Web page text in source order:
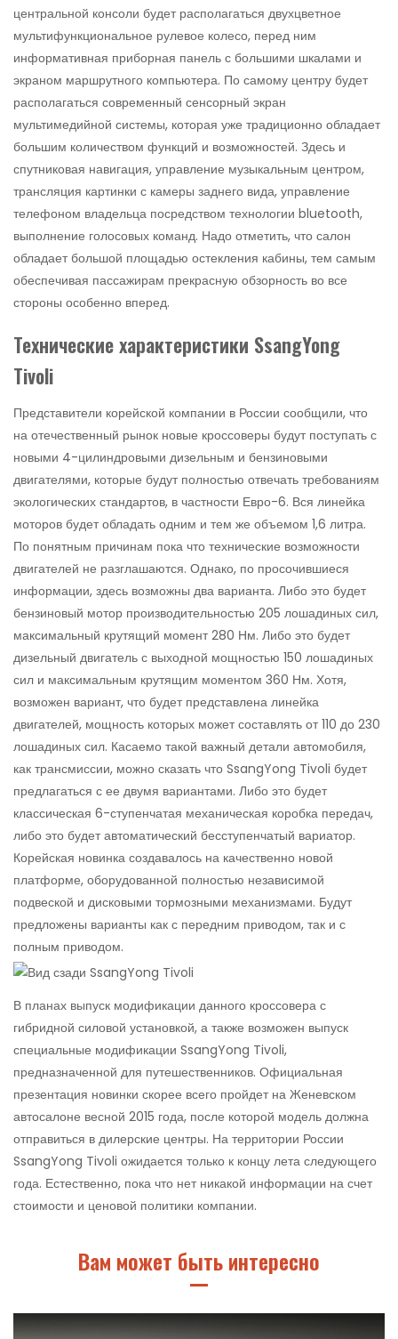
центральной консоли будет располагаться двухцветное
мультифункциональное рулевое колесо, перед ним
информативная приборная панель с большими шкалами и
экраном маршрутного компьютера. По самому центру будет
располагаться современный сенсорный экран
мультимедийной системы, которая уже традиционно обладает
большим количеством функций и возможностей. Здесь и
спутниковая навигация, управление музыкальным центром,
трансляция картинки с камеры заднего вида, управление
телефоном владельца посредством технологии bluetooth,
выполнение голосовых команд. Надо отметить, что салон
обладает большой площадью остекления кабины, тем самым
обеспечивая пассажирам прекрасную обзорность во все
стороны особенно вперед.
Технические характеристики SsangYong
Tivoli
Представители корейской компании в России сообщили, что
на отечественный рынок новые кроссоверы будут поступать с
новыми 4-цилиндровыми дизельным и бензиновыми
двигателями, которые будут полностью отвечать требованиям
экологических стандартов, в частности Евро-6. Вся линейка
моторов будет обладать одним и тем же объемом 1,6 литра.
По понятным причинам пока что технические возможности
двигателей не разглашаются. Однако, по просочившиеся
информации, здесь возможны два варианта. Либо это будет
бензиновый мотор производительностью 205 лошадиных сил,
максимальный крутящий момент 280 Нм. Либо это будет
дизельный двигатель с выходной мощностью 150 лошадиных
сил и максимальным крутящим моментом 360 Нм. Хотя,
возможен вариант, что будет представлена линейка
двигателей, мощность которых может составлять от 110 до 230
лошадиных сил. Касаемо такой важный детали автомобиля,
как трансмиссии, можно сказать что SsangYong Tivoli будет
предлагаться с ее двумя вариантами. Либо это будет
классическая 6-ступенчатая механическая коробка передач,
либо это будет автоматический бесступенчатый вариатор.
Корейская новинка создавалось на качественно новой
платформе, оборудованной полностью независимой
подвеской и дисковыми тормозными механизмами. Будут
предложены варианты как с передним приводом, так и с
полным приводом.
В планах выпуск модификации данного кроссовера с
гибридной силовой установкой, а также возможен выпуск
специальные модификации SsangYong Tivoli,
предназначенной для путешественников. Официальная
презентация новинки скорее всего пройдет на Женевском
автосалоне весной 2015 года, после которой модель должна
отправиться в дилерские центры. На территории России
SsangYong Tivoli ожидается только к концу лета следующего
года. Естественно, пока что нет никакой информации на счет
стоимости и ценовой политики компании.
Вам может быть интересно